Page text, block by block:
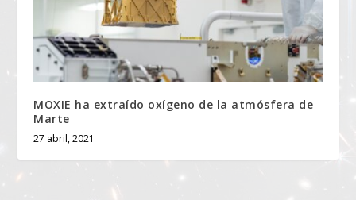
MOXIE ha extraído oxígeno de la atmósfera de
Marte
27 abril, 2021